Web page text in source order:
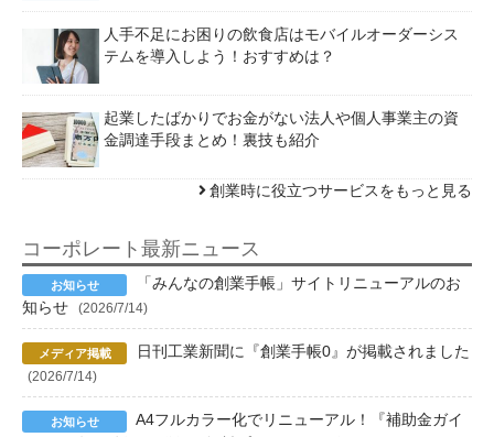
人手不足にお困りの飲食店はモバイルオーダーシス
テムを導入しよう！おすすめは？
起業したばかりでお金がない法人や個人事業主の資
金調達手段まとめ！裏技も紹介
創業時に役立つサービスをもっと見る
コーポレート最新ニュース
「みんなの創業手帳」サイトリニューアルのお
知らせ
(2026/7/14)
日刊工業新聞に『創業手帳0』が掲載されました
(2026/7/14)
A4フルカラー化でリニューアル！『補助金ガイ